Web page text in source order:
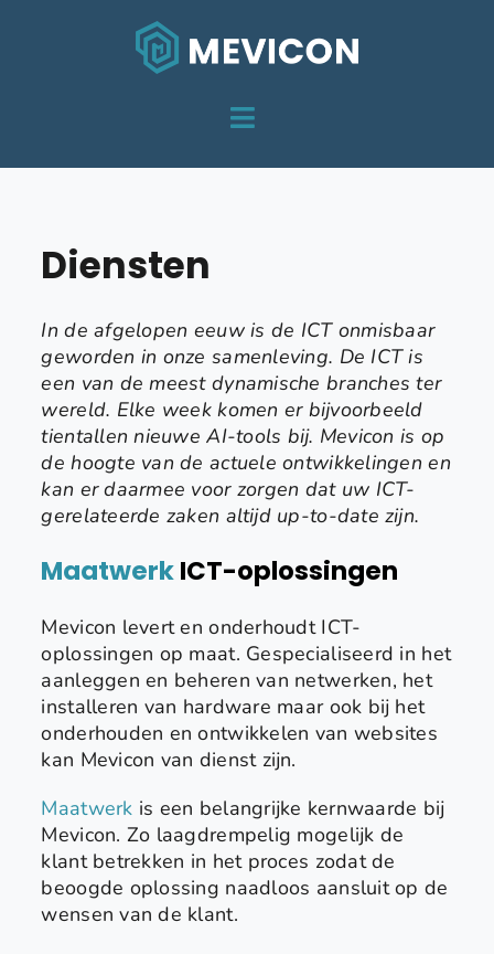
Toggle
Navigation
HOME
OVER MEVICON
PROJECTEN
CONTACT
Diensten
In de afgelopen eeuw is de ICT onmisbaar
geworden in onze samenleving. De ICT is
een van de meest dynamische branches ter
wereld. Elke week komen er bijvoorbeeld
tientallen nieuwe AI-tools bij. Mevicon is op
de hoogte van de actuele ontwikkelingen en
kan er daarmee voor zorgen dat uw ICT-
gerelateerde zaken altijd up-to-date zijn.
MaatwerkICT-oplossingen
Mevicon levert en onderhoudt ICT-
oplossingen op maat. Gespecialiseerd in het
aanleggen en beheren van netwerken, het
installeren van hardware maar ook bij het
onderhouden en ontwikkelen van websites
kan Mevicon van dienst zijn.
Maatwerk is een belangrijke kernwaarde bij
Mevicon. Zo laagdrempelig mogelijk de
klant betrekken in het proces zodat de
beoogde oplossing naadloos aansluit op de
wensen van de klant.